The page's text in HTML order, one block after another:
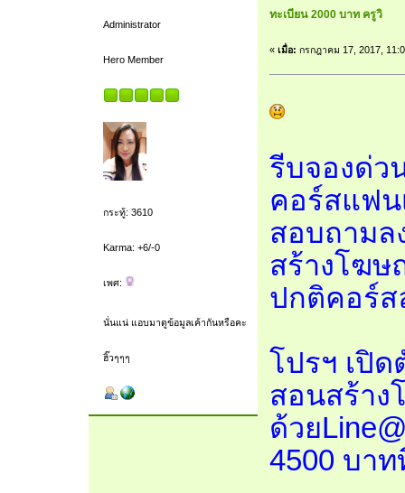
Administrator
Hero Member
กระทู้: 3610
Karma: +6/-0
เพศ:
นั่นแน่ แอบมาดูข้อมูลเค้ากันหรือคะ
ฮิ๊วๆๆๆ
ทะเบียน 2000 บาท ครูวิ
« เมื่อ: กรกฎาคม 17, 2017,
รีบจองด่ว
คอร์สแฟน
สอบถามล
สร้างโฆษ
ปกติคอร์ส
โปรฯ เปิ
สอนสร้าง
ด้วย
4500 บา